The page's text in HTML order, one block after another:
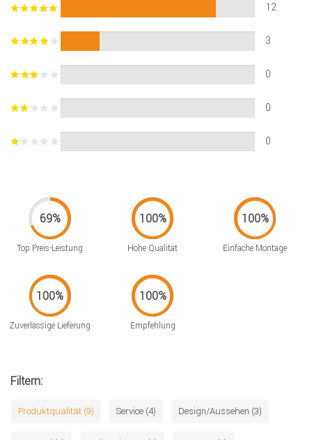
12
3
0
0
0
Top Preis-Leistung Hohe Qualität Einfache Montage
Zuverlässige Lieferung Empfehlung
Filtern:
Produktqualität (9) Service (4) Design/Aussehen (3)